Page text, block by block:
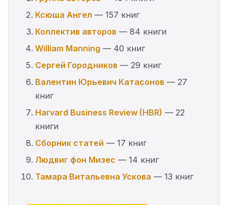
Ксюша Ангел — 157 книг
Коллектив авторов — 84 книги
William Manning — 40 книг
Сергей Городников — 29 книг
Валентин Юрьевич Катасонов — 27
книг
Harvard Business Review (HBR) — 22
книги
Сборник статей — 17 книг
Людвиг фон Мизес — 14 книг
Тамара Витальевна Ускова — 13 книг